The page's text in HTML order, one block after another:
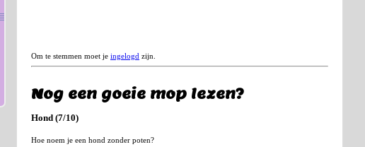
Om te stemmen moet je ingelogd zijn.
Nog een goeie mop lezen?
Hond (7/10)
Hoe noem je een hond zonder poten?